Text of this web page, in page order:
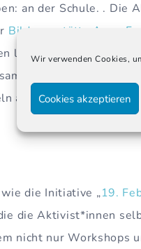
Wir verwenden Cookies,
Cookies akzeptieren
an der Schule. . Die
Bildungsstätte Anne
lassen. Nun bieten sie
stark nach dem 19.
auch ein
die Initiative „19.
die Aktivist*innen
nicht nur Workshops